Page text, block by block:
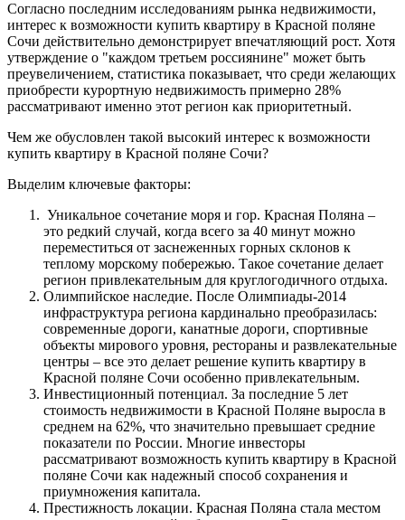
Согласно последним исследованиям рынка недвижимости,
интерес к возможности купить квартиру в Красной поляне
Сочи действительно демонстрирует впечатляющий рост. Хотя
утверждение о "каждом третьем россиянине" может быть
преувеличением, статистика показывает, что среди желающих
приобрести курортную недвижимость примерно 28%
рассматривают именно этот регион как приоритетный.
Чем же обусловлен такой высокий интерес к возможности
купить квартиру в Красной поляне Сочи?
Выделим ключевые факторы:
Уникальное сочетание моря и гор. Красная Поляна –
это редкий случай, когда всего за 40 минут можно
переместиться от заснеженных горных склонов к
теплому морскому побережью. Такое сочетание делает
регион привлекательным для круглогодичного отдыха.
Олимпийское наследие. После Олимпиады-2014
инфраструктура региона кардинально преобразилась:
современные дороги, канатные дороги, спортивные
объекты мирового уровня, рестораны и развлекательные
центры – все это делает решение купить квартиру в
Красной поляне Сочи особенно привлекательным.
Инвестиционный потенциал. За последние 5 лет
стоимость недвижимости в Красной Поляне выросла в
среднем на 62%, что значительно превышает средние
показатели по России. Многие инвесторы
рассматривают возможность купить квартиру в Красной
поляне Сочи как надежный способ сохранения и
приумножения капитала.
Престижность локации. Красная Поляна стала местом